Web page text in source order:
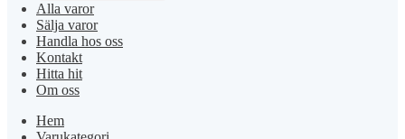
Alla varor
Sälja varor
Handla hos oss
Kontakt
Hitta hit
Om oss
Hem